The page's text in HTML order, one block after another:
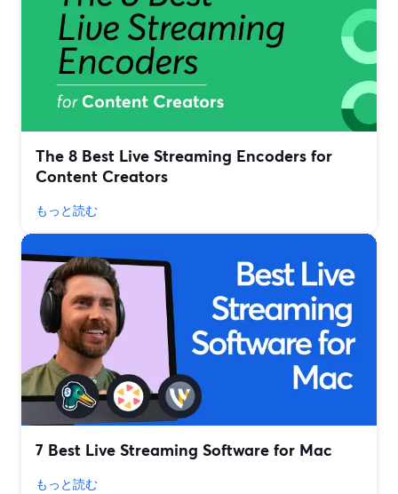
The 8 Best Live Streaming Encoders for
Content Creators
もっと読む
7 Best Live Streaming Software for Mac
もっと読む